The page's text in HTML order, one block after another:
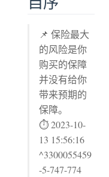
📌 保险最大
的风险是你
购买的保障
并没有给你
带来预期的
保障。
⏱ 2023-10-
13 15:56:16
^3300055459
-5-747-774